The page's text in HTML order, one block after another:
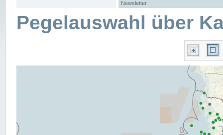
Newsletter
Pegelauswahl über